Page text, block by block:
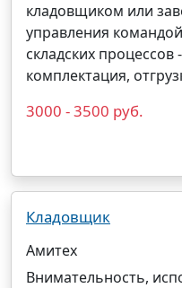
кладовщиком или
управления
складских
комплектация,
3000 - 3500 руб.
Кладовщик
Амитех
Внимательность,